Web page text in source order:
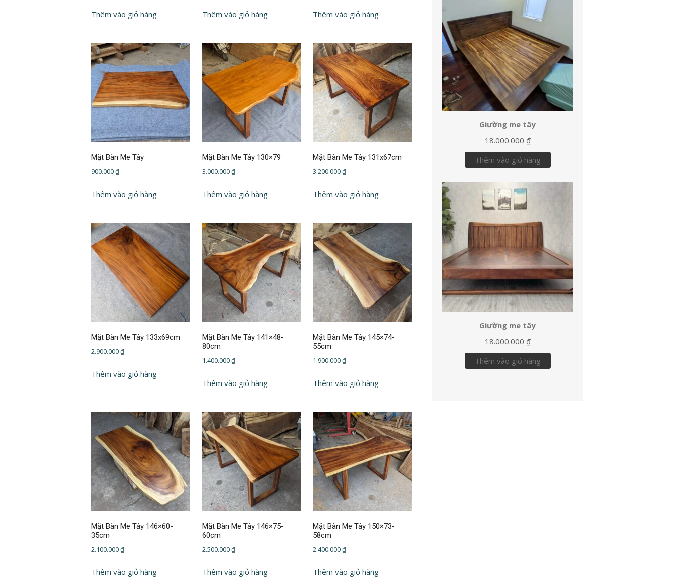
Thêm vào giỏ hàng Thêm vào giỏ hàng Thêm vào giỏ hàng
Mặt Bàn Me Tây
900.000₫
Thêm vào giỏ hàng
Mặt Bàn Me Tây 130×79
3.000.000₫
Thêm vào giỏ hàng
Mặt Bàn Me Tây 131x67cm
3.200.000₫
Thêm vào giỏ hàng
Mặt Bàn Me Tây 133x69cm
2.900.000₫
Thêm vào giỏ hàng
Mặt Bàn Me Tây 141×48-
80cm
1.400.000₫
Thêm vào giỏ hàng
Mặt Bàn Me Tây 145×74-
55cm
1.900.000₫
Thêm vào giỏ hàng
Mặt Bàn Me Tây 146×60-
35cm
2.100.000₫
Thêm vào giỏ hàng
Mặt Bàn Me Tây 146×75-
60cm
2.500.000₫
Thêm vào giỏ hàng
Mặt Bàn Me Tây 150×73-
58cm
2.400.000₫
Thêm vào giỏ hàng
Giường me tây
18.000.000 ₫
Thêm vào giỏ hàng
Giường me tây
18.000.000 ₫
Thêm vào giỏ hàng